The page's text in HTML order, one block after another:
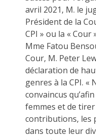
avril 2021, M. le
Président de la
CPI » ou la « Cour
Mme Fatou
Cour, M. Peter
déclaration de
genres à la CPI. «
convaincus
femmes et de
contributions, les
dans toute leur